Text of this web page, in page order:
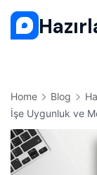
Skip
Home Blog
İşe Uygunluk ve